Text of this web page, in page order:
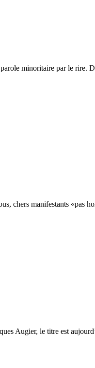
minoritaire par le rire.
chers manifestants «pas
Augier, le titre est